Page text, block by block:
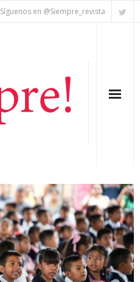
Síguenos en @Siempre_revista